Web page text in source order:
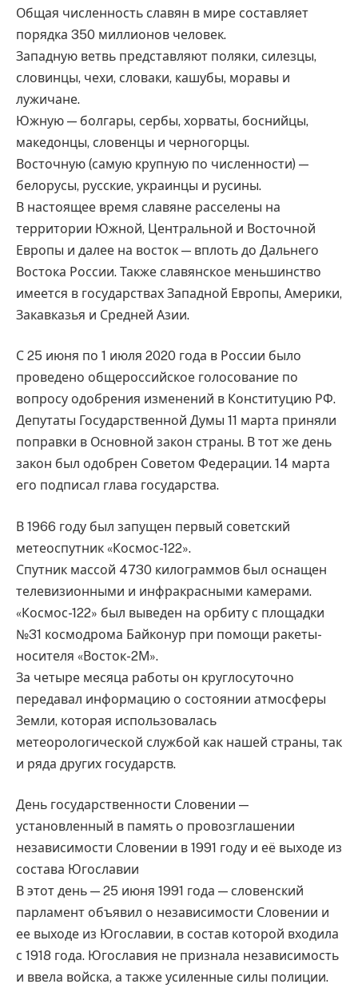
Общая численность славян в мире составляет
порядка 350 миллионов человек.
Западную ветвь представляют поляки, силезцы,
словинцы, чехи, словаки, кашубы, моравы и
лужичане.
Южную — болгары, сербы, хорваты, боснийцы,
македонцы, словенцы и черногорцы.
Восточную (самую крупную по численности) —
белорусы, русские, украинцы и русины.
В настоящее время славяне расселены на
территории Южной, Центральной и Восточной
Европы и далее на восток — вплоть до Дальнего
Востока России. Также славянское меньшинство
имеется в государствах Западной Европы, Америки,
Закавказья и Средней Азии.
С 25 июня по 1 июля 2020 года в России было
проведено общероссийское голосование по
вопросу одобрения изменений в Конституцию РФ.
Депутаты Государственной Думы 11 марта приняли
поправки в Основной закон страны. В тот же день
закон был одобрен Советом Федерации. 14 марта
его подписал глава государства.
В 1966 году был запущен первый советский
метеоспутник «Космос-122».
Спутник массой 4730 килограммов был оснащен
телевизионными и инфракрасными камерами.
«Космос-122» был выведен на орбиту с площадки
№31 космодрома Байконур при помощи ракеты-
носителя «Восток-2М».
За четыре месяца работы он круглосуточно
передавал информацию о состоянии атмосферы
Земли, которая использовалась
метеорологической службой как нашей страны, так
и ряда других государств.
День государственности Словении —
установленный в память о провозглашении
независимости Словении в 1991 году и её выходе из
состава Югославии
В этот день — 25 июня 1991 года — словенский
парламент объявил о независимости Словении и
ее выходе из Югославии, в состав которой входила
с 1918 года. Югославия не признала независимость
и ввела войска, а также усиленные силы полиции.